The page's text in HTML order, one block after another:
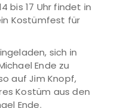
bis 17 Uhr findet in
Kostümfest für
sich in
Ende zu
auf Jim Knopf,
Kostüm aus den
Ende.